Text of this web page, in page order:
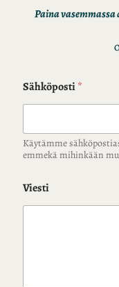
Paina
Sähköposti*
Käytämme
emmekä mihinkään
Viesti